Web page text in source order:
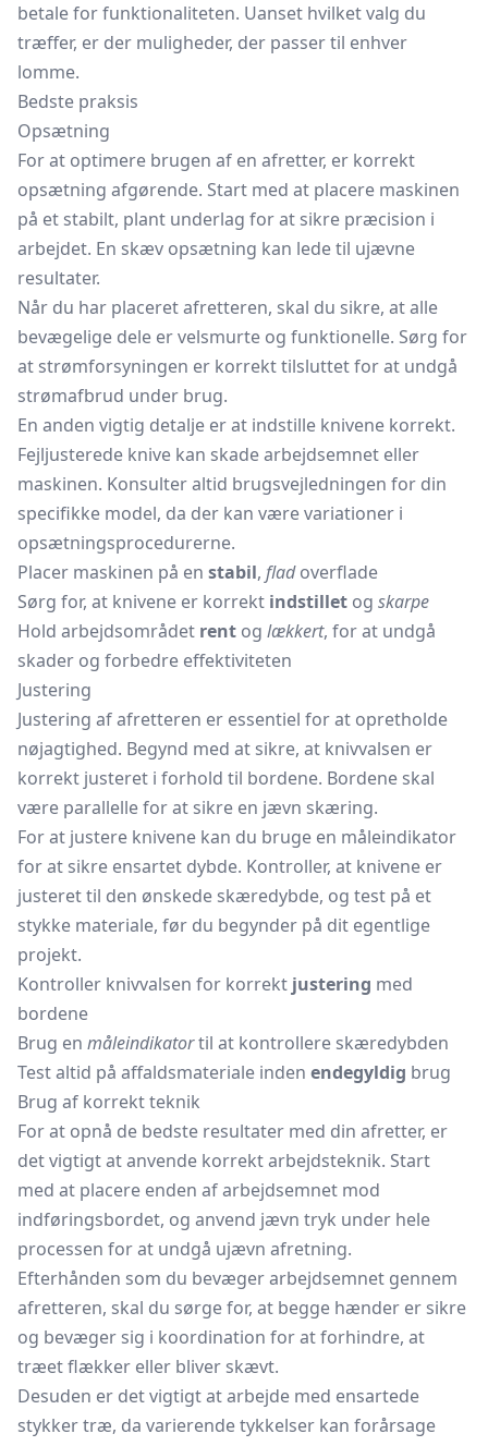
betale for funktionaliteten. Uanset hvilket valg du
træffer, er der muligheder, der passer til enhver
lomme.
Bedste praksis
Opsætning
For at optimere brugen af en afretter, er korrekt
opsætning afgørende. Start med at placere maskinen
på et stabilt, plant underlag for at sikre præcision i
arbejdet. En skæv opsætning kan lede til ujævne
resultater.
Når du har placeret afretteren, skal du sikre, at alle
bevægelige dele er velsmurte og funktionelle. Sørg for
at strømforsyningen er korrekt tilsluttet for at undgå
strømafbrud under brug.
En anden vigtig detalje er at indstille knivene korrekt.
Fejljusterede knive kan skade arbejdsemnet eller
maskinen. Konsulter altid brugsvejledningen for din
specifikke model, da der kan være variationer i
opsætningsprocedurerne.
Placer maskinen på en stabil, fladoverflade
Sørg for, at knivene er korrekt indstillet og skarpe
Hold arbejdsområdet rent og lækkert, for at undgå
skader og forbedre effektiviteten
Justering
Justering af afretteren er essentiel for at opretholde
nøjagtighed. Begynd med at sikre, at knivvalsen er
korrekt justeret i forhold til bordene. Bordene skal
være parallelle for at sikre en jævn skæring.
For at justere knivene kan du bruge en måleindikator
for at sikre ensartet dybde. Kontroller, at knivene er
justeret til den ønskede skæredybde, og test på et
stykke materiale, før du begynder på dit egentlige
projekt.
Kontroller knivvalsen for korrekt justering med
bordene
Brug en måleindikatortil at kontrollere skæredybden
Test altid på affaldsmateriale inden endegyldig brug
Brug af korrekt teknik
For at opnå de bedste resultater med din afretter, er
det vigtigt at anvende korrekt arbejdsteknik. Start
med at placere enden af arbejdsemnet mod
indføringsbordet, og anvend jævn tryk under hele
processen for at undgå ujævn afretning.
Efterhånden som du bevæger arbejdsemnet gennem
afretteren, skal du sørge for, at begge hænder er sikre
og bevæger sig i koordination for at forhindre, at
træet flækker eller bliver skævt.
Desuden er det vigtigt at arbejde med ensartede
stykker træ, da varierende tykkelser kan forårsage